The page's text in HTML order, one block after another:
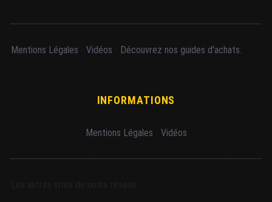
Mentions Légales Vidéos Découvrez nos guides d'achats.
INFORMATIONS
Mentions Légales Vidéos